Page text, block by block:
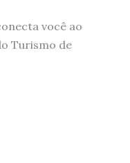
você ao
Turismo de